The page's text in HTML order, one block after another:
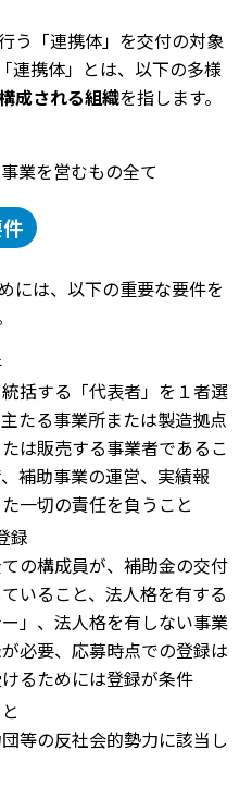
う「連携体」を交付の対象
連携体」とは、以下の多様
成される組織を指します。
業を営むもの全て
には、以下の重要な要件を
括する「代表者」を１者選
たる事業所または製造拠点
は販売する事業者であるこ
補助事業の運営、実績報
一切の責任を負うこと
録
の構成員が、補助金の交付
いること、法人格を有する
」、法人格を有しない事業
必要、応募時点での登録は
るためには登録が条件
等の反社会的勢力に該当し